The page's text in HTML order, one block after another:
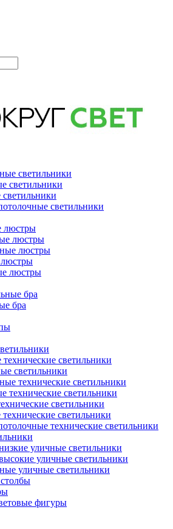
светильники
светильники
светильники
люстры
люстры
люстры
люстры
бра
бра
светильники
светильники
технические светильники
технические светильники
светильники
светильники
технические светильники
уличные светильники
уличные светильники
уличные светильники
фигуры